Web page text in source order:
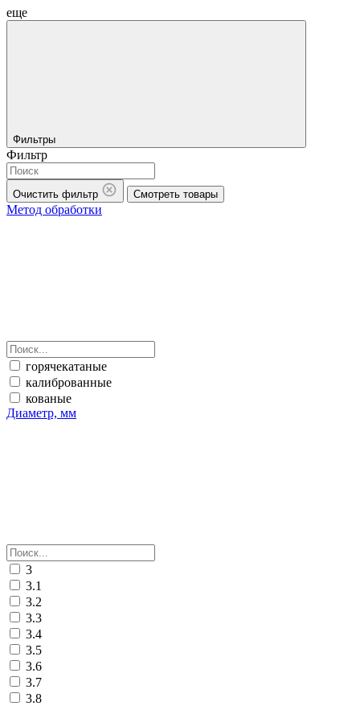
еще
Фильтры
Фильтр
Очистить фильтр Смотреть товары
Метод обработки
горячекатаные
калиброванные
кованые
Диаметр, мм
3
3.1
3.2
3.3
3.4
3.5
3.6
3.7
3.8